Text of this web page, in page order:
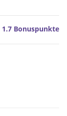
1.7 Bonuspunkte